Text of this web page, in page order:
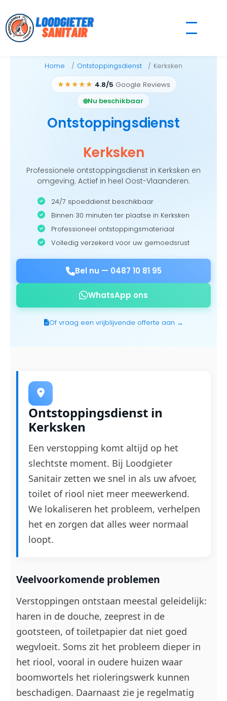
to
content
Home Ontstoppingsdienst Kerksken
★★★★★ 4.8/5 Google Reviews
Nu beschikbaar
Ontstoppingsdienst
Kerksken
Professionele ontstoppingsdienst in Kerksken en
omgeving. Actief in heel Oost-Vlaanderen.
24/7 spoeddienst beschikbaar
Binnen 30 minuten ter plaatse in Kerksken
Professioneel ontstoppingsmateriaal
Volledig verzekerd voor uw gemoedsrust
Bel nu — 0487 10 81 95
WhatsApp ons
Of vraag een vrijblijvende offerte aan →
Ontstoppingsdienst in
Kerksken
Een verstopping komt altijd op het
slechtste moment. Bij Loodgieter
Sanitair zetten we snel in als uw afvoer,
toilet of riool niet meer meewerkend.
We lokaliseren het probleem, verhelpen
het en zorgen dat alles weer normaal
loopt.
Veelvoorkomende problemen
Verstoppingen ontstaan meestal geleidelijk:
haren in de douche, zeeprest in de
gootsteen, of toiletpapier dat niet goed
wegvloeit. Soms zit het probleem dieper in
het riool, vooral in oudere huizen waar
boomwortels het rioleringswerk kunnen
beschadigen. Daarnaast zie je regelmatig